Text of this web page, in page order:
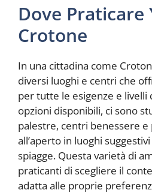
Dove Praticare
Crotone
In una cittadina come
diversi luoghi e centri che
per tutte le esigenze e livelli
opzioni disponibili, ci sono
palestre, centri benessere e
all’aperto in luoghi
spiagge. Questa varietà di
praticanti di scegliere il
adatta alle proprie